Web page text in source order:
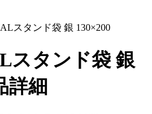
スタンド袋 銀 130×200
スタンド袋 銀
詳細